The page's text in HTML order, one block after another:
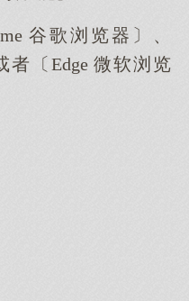
谷歌浏览器〕、
者〔Edge 微软浏览